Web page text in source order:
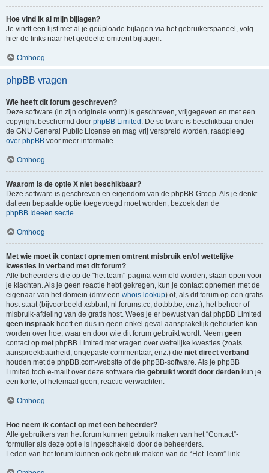
Hoe vind ik al mijn bijlagen?
Je vindt een lijst met al je geüploade bijlagen via het gebruikerspaneel, volg
hier de links naar het gedeelte omtrent bijlagen.
Omhoog
phpBB vragen
Wie heeft dit forum geschreven?
Deze software (in zijn originele vorm) is geschreven, vrijgegeven en met een
copyright beschermd door phpBB Limited . De software is beschikbaar onder
de GNU General Public License en mag vrij verspreid worden, raadpleeg
over phpBB voor meer informatie.
Omhoog
Waarom is de optie X niet beschikbaar?
Deze software is geschreven en eigendom van de phpBB-Groep. Als je denkt
dat een bepaalde optie toegevoegd moet worden, bezoek dan de
phpBB Ideeën sectie.
Omhoog
Met wie moet ik contact opnemen omtrent misbruik en/of wettelijke
kwesties in verband met dit forum?
Alle beheerders die op de "het team"-pagina vermeld worden, staan open voor
je klachten. Als je geen reactie hebt gekregen, kun je contact opnemen met de
eigenaar van het domein (dmv een whois lookup) of, als dit forum op een gratis
host staat (bijvoorbeeld xsbb.nl, nl.forums.cc, dotbb.be, enz.), het beheer of
misbruik-afdeling van de gratis host. Wees je er bewust van dat phpBB Limited
geen inspraak heeft en dus in geen enkel geval aansprakelijk gehouden kan
worden over hoe, waar en door wie dit forum gebruikt wordt. Neem geen
contact op met phpBB Limited met vragen over wettelijke kwesties (zoals
aanspreekbaarheid, ongepaste commentaar, enz.) die niet direct verband
houden met de phpBB.com-website of de phpBB-software. Als je phpBB
Limited toch e-mailt over deze software die gebruikt wordt door derden kun je
een korte, of helemaal geen, reactie verwachten.
Omhoog
Hoe neem ik contact op met een beheerder?
Alle gebruikers van het forum kunnen gebruik maken van het “Contact”-
formulier als deze optie is ingeschakeld door de beheerders.
Leden van het forum kunnen ook gebruik maken van de “Het Team”-link.